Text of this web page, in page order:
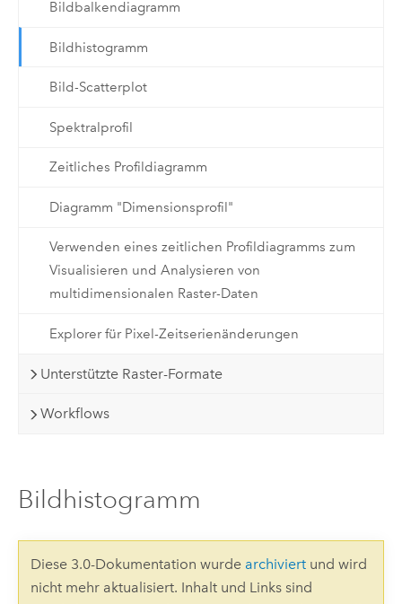
Bildbalkendiagramm
Bildhistogramm
Bild-Scatterplot
Spektralprofil
Zeitliches Profildiagramm
Diagramm "Dimensionsprofil"
Verwenden eines zeitlichen Profildiagramms zum
Visualisieren und Analysieren von
multidimensionalen Raster-Daten
Explorer für Pixel-Zeitserienänderungen
Unterstützte Raster-Formate
Workflows
Bildhistogramm
Diese 3.0-Dokumentation wurde archiviertund wird
nicht mehr aktualisiert. Inhalt und Links sind